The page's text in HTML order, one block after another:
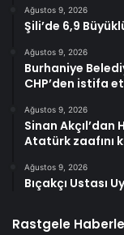
Ağustos 9, 2026
Şili’de 6,9
Ağustos 9, 2026
Burhaniye
CHP’den istifa
Ağustos 9, 2026
Sinan Akçıl’dan
Atatürk zaafını
Ağustos 9, 2026
Bıçakçı Ustası
Rastgele